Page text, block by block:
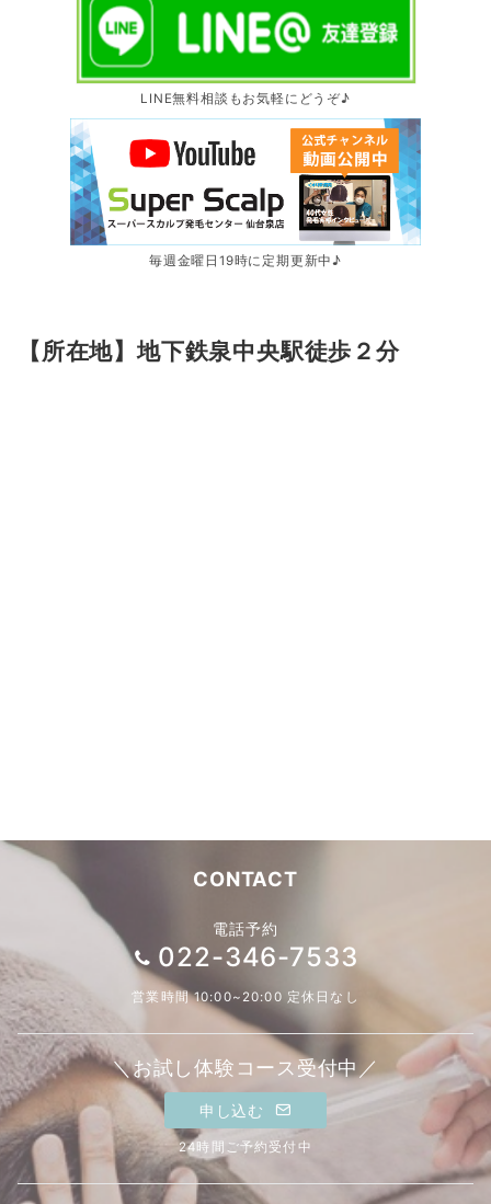
LINE無料相談もお気軽にどうぞ♪
毎週金曜日19時に定期更新中♪
【所在地】地下鉄泉中央駅徒歩２分
CONTACT
電話予約
022-346-7533
営業時間 10:00~20:00 定休日なし
＼お試し体験コース受付中／
申し込む
24時間ご予約受付中